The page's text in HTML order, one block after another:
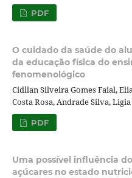
PDF
O cuidado da saúde do
da educação física do
fenomenológico
Cidllan Silveira Gomes Faial,
Costa Rosa, Andrade Silva,
PDF
Uma possível influência
açúcares no estado